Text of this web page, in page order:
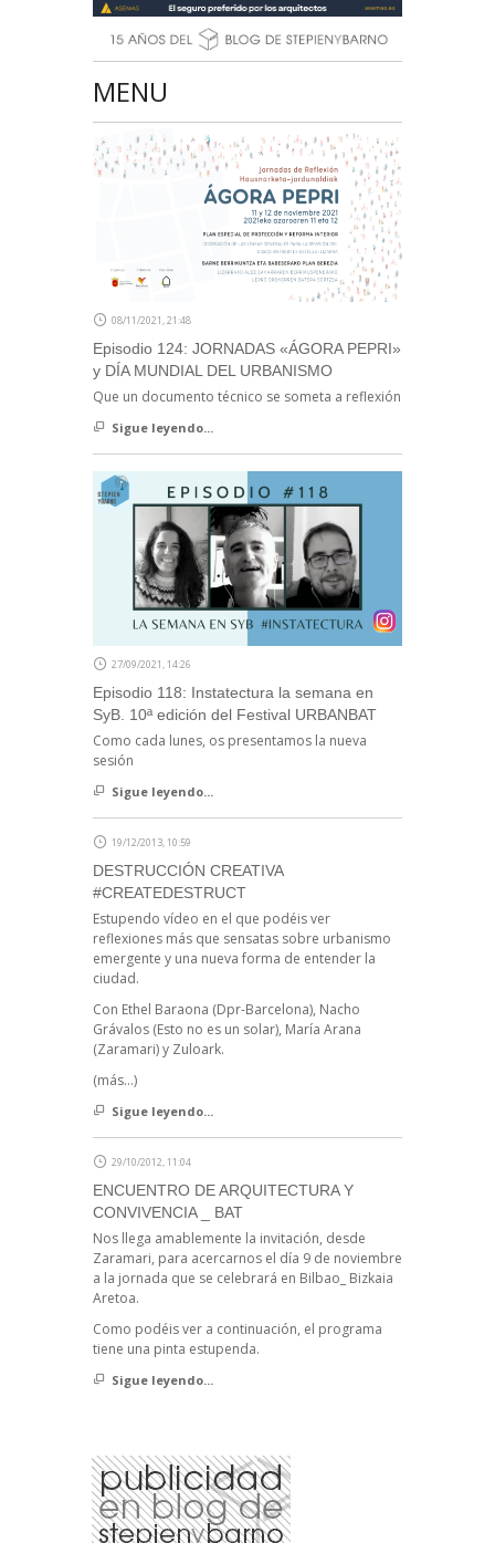
MENU
08/11/2021, 21:48
Episodio 124: JORNADAS «ÁGORA PEPRI»
y DÍA MUNDIAL DEL URBANISMO
Que un documento técnico se someta a reflexión
Sigue leyendo...
27/09/2021, 14:26
Episodio 118: Instatectura la semana en
SyB. 10ª edición del Festival URBANBAT
Como cada lunes, os presentamos la nueva
sesión
Sigue leyendo...
19/12/2013, 10:59
DESTRUCCIÓN CREATIVA
#CREATEDESTRUCT
Estupendo vídeo en el que podéis ver
reflexiones más que sensatas sobre urbanismo
emergente y una nueva forma de entender la
ciudad.
Con Ethel Baraona (Dpr-Barcelona), Nacho
Grávalos (Esto no es un solar), María Arana
(Zaramari) y Zuloark.
(más…)
Sigue leyendo...
29/10/2012, 11:04
ENCUENTRO DE ARQUITECTURA Y
CONVIVENCIA _ BAT
Nos llega amablemente la invitación, desde
Zaramari, para acercarnos el día 9 de noviembre
a la jornada que se celebrará en Bilbao_ Bizkaia
Aretoa.
Como podéis ver a continuación, el programa
tiene una pinta estupenda.
Sigue leyendo...